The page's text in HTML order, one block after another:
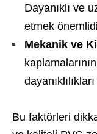
Dayanıklı ve
etmek
Mekanik ve
Bu faktörleri